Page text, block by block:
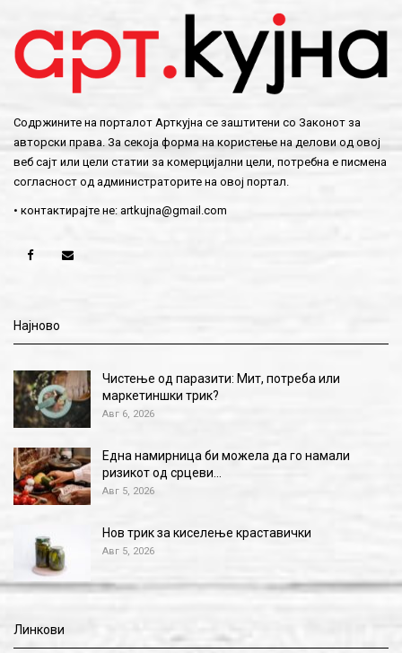
Содржините на порталот Арткујна се заштитени со Законот за
авторски права. За секоја форма на користење на делови од овој
веб сајт или цели статии за комерцијални цели, потребна е писмена
согласност од администраторите на овој портал.
• контактирајте не: artkujna@gmail.com
Најново
Чистење од паразити: Мит, потреба или
маркетиншки трик?
Авг 6, 2026
Една намирница би можела да го намали
ризикот од срцеви…
Авг 5, 2026
Нов трик за киселење краставички
Авг 5, 2026
Линкови